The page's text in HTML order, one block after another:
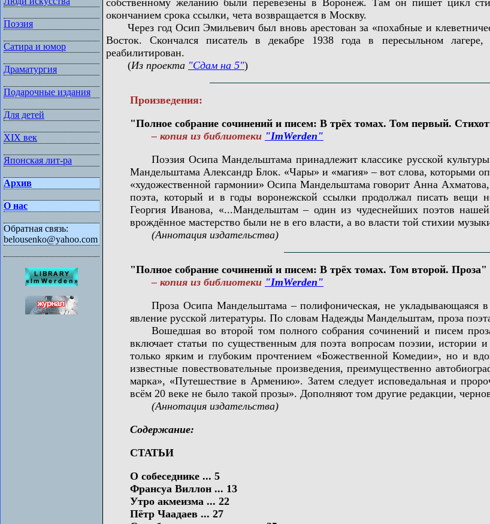
Поэзия
Сатира и юмор
Драматургия
Подарочные издания
Для детей
XIX век
Японская лит-ра
Архив
О нас
Обратная связь:
belousenko@yahoo.com
окончанием срока ссылки, чета возвращается в Москву.
Через год Осип Эмильевич был вновь арестован за «похабные и
Восток. Скончался писатель в декабре 1938 года в пересыльном
реабилитирован.
(Из проекта "Сдам на 5")
Произведения:
"Полное собрание сочинений и писем: В трёх томах. Том первый.
– копия из библиотеки "ImWerden"
Поэзия Осипа Мандельштама принадлежит классике русской культуры
Мандельштама Александр Блок. «Чары» и «магия» – вот слова, которыми
«художественной гармонии» Осипа Мандельштама говорит Анна
поэта, который и в годы воронежской ссылки продолжал писать вещи
Георгия Иванова, «...Мандельштам – один из чудеснейших поэтов
врождённое мастерство были не в его власти, а во власти той стихии
(Аннотация издательства)
"Полное собрание сочинений и писем: В трёх томах. Том второй. Проза"
– копия из библиотеки "ImWerden"
Проза Осипа Мандельштама – полифоническая, не укладывающаяся в
явление русской литературы. По словам Надежды Мандельштам, проза
Вошедшая во второй том полного собрания сочинений и писем
включает статьи по существенным для поэта вопросам поэзии, истории
только ярким и глубоким прочтением «Божественной Комедии», но и
известные повествовательные произведения, преимущественно
марка», «Путешествие в Армению». Затем следует исповедальная и
всём 20 веке не было такой прозы». Дополняют том другие редакции,
(Аннотация издательства)
Содержание:
СТАТЬИ
О собеседнике ... 5
Франсуа Виллон ... 13
Утро акмеизма ... 22
Пётр Чаадаев ... 27